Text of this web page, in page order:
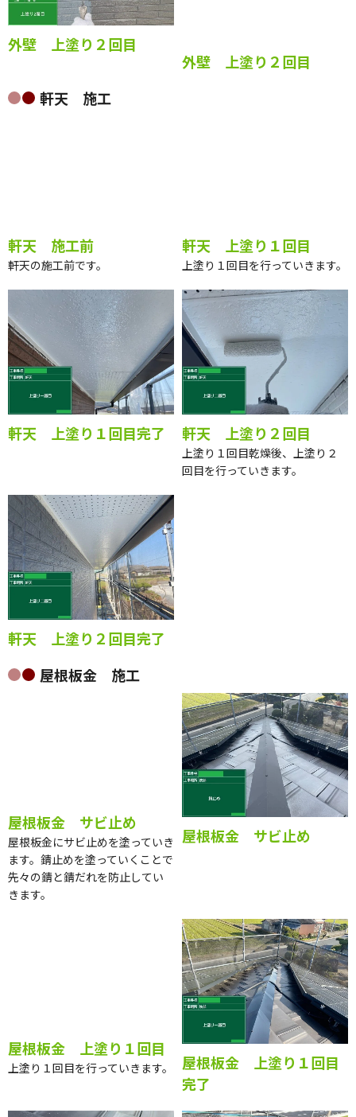
外壁 上塗り２回目
軒天 施工前
軒天の施工前です。
軒天 上塗り１回目
上塗り１回目を行っていきます。
軒天 上塗り１回目完了 軒天 上塗り２回目
上塗り１回目乾燥後、上塗り２
回目を行っていきます。
軒天 上塗り２回目完了
屋根板金 施工
屋根板金 サビ止め
屋根板金にサビ止めを塗っていき
ます。錆止めを塗っていくことで
先々の錆と錆だれを防止してい
きます。
屋根板金 サビ止め
屋根板金 上塗り１回目
屋根板金 上塗り１回目
完了